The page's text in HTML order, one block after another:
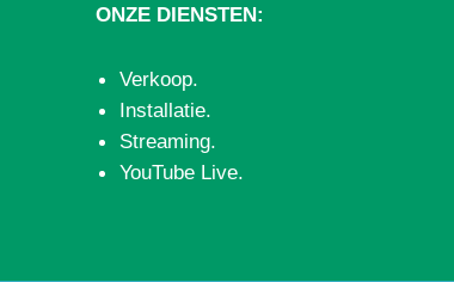
ONZE DIENSTEN:
Verkoop.
Installatie.
Streaming.
YouTube Live.